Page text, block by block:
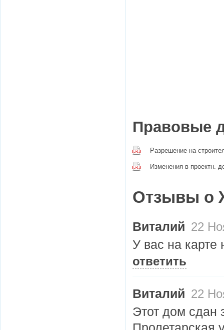
Правовые
Разрешение на
Изменения в проектн.
Отзывы о
Виталий 22
У вас на карте
ответить
Виталий 22
Этот дом сдан